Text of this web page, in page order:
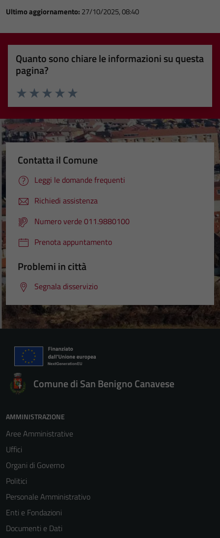
Ultimo aggiornamento: 27/10/2025, 08:40
Quanto sono chiare le informazioni su questa
pagina?
Valuta 5 stelle su 5
Valuta 4 stelle su 5
Valuta 3 stelle su 5
Valuta 2 stelle su 5
Valuta 1 stelle su 5
Contatta il Comune
Leggi le domande frequenti
Richiedi assistenza
Numero verde 011.9880100
Prenota appuntamento
Problemi in città
Segnala disservizio
Comune di San Benigno Canavese
AMMINISTRAZIONE
Aree Amministrative
Uffici
Organi di Governo
Politici
Personale Amministrativo
Enti e Fondazioni
Documenti e Dati